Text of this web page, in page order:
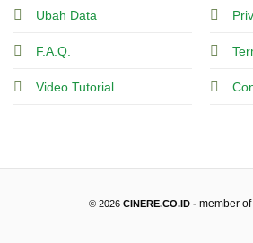
Ubah Data
F.A.Q.
Video Tutorial
© 2026CINERE.CO.ID -member